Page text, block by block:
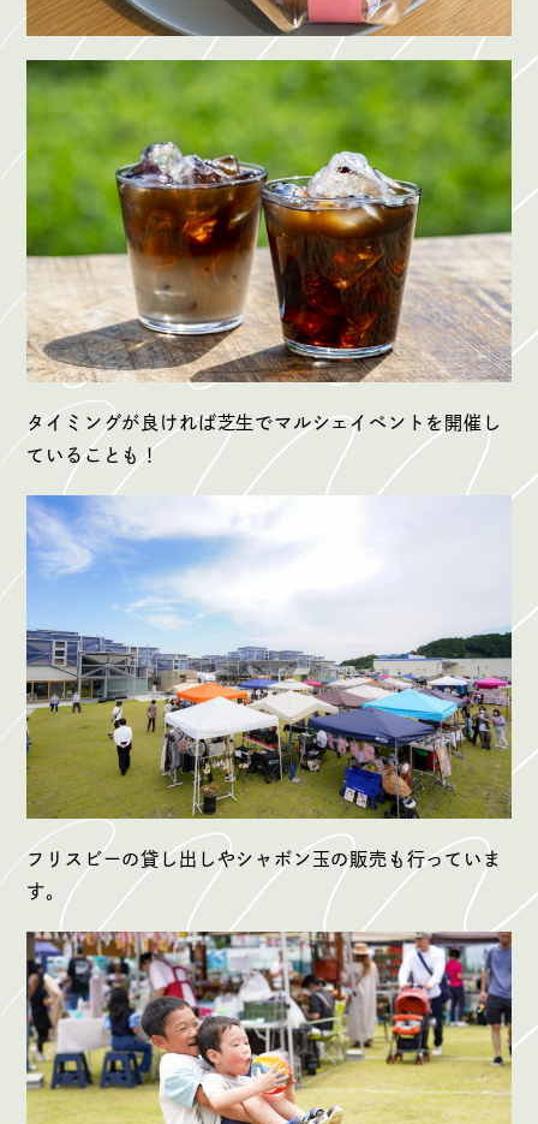
タイミングが良ければ芝生でマルシェイベントを開催し
ていることも！
フリスビーの貸し出しやシャボン玉の販売も行っていま
す。